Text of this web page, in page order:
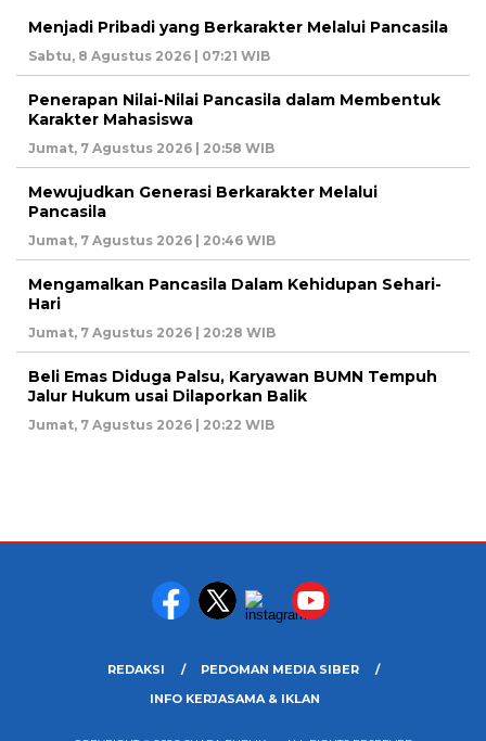
Menjadi Pribadi yang Berkarakter Melalui Pancasila
Sabtu, 8 Agustus 2026 | 07:21 WIB
Penerapan Nilai-Nilai Pancasila dalam Membentuk
Karakter Mahasiswa
Jumat, 7 Agustus 2026 | 20:58 WIB
Mewujudkan Generasi Berkarakter Melalui
Pancasila
Jumat, 7 Agustus 2026 | 20:46 WIB
Mengamalkan Pancasila Dalam Kehidupan Sehari-
Hari
Jumat, 7 Agustus 2026 | 20:28 WIB
Beli Emas Diduga Palsu, Karyawan BUMN Tempuh
Jalur Hukum usai Dilaporkan Balik
Jumat, 7 Agustus 2026 | 20:22 WIB
REDAKSI
PEDOMAN MEDIA SIBER
INFO KERJASAMA & IKLAN